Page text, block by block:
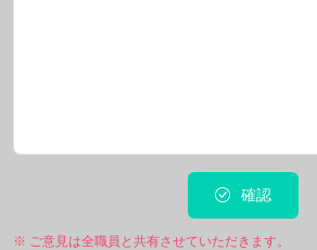
確認
※ ご意見は全職員と共有させていただきます。